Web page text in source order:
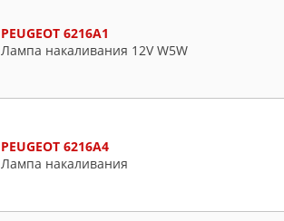
PEUGEOT 6216A1
Лампа накаливания 12V W5W
PEUGEOT 6216A4
Лампа накаливания